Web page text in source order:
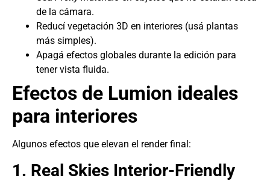
de la cámara.
Reducí vegetación 3D en interiores (usá plantas
más simples).
Apagá efectos globales durante la edición para
tener vista fluida.
Efectos de Lumion ideales
para interiores
Algunos efectos que elevan el render final:
1. Real Skies Interior-Friendly